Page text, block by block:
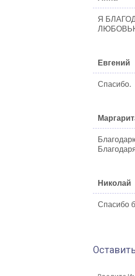
Я
Евгений
Спасибо.
Николай
Спасибо